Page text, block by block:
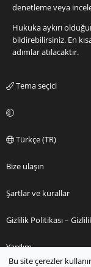
denetleme veya
Hukuka aykırı
bildirebilirsiniz. En
adımlar atılacaktır.
Tema seçici
Türkçe (TR)
Bize ulaşın
Şartlar ve kurallar
Gizlilik Politikası –
Yardım
Bu site çerezler